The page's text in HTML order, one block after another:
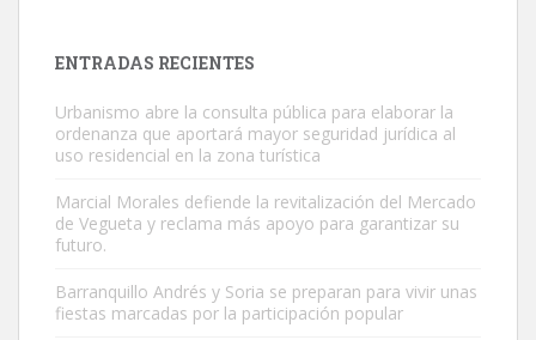
Adopción urgente
hembra, 4 años. Por motivos personales ...
Leales.org » Gran Canaria | 6.7.2025
ENTRADAS RECIENTES
Urbanismo abre la consulta pública para elaborar la
ordenanza que aportará mayor seguridad jurídica al
uso residencial en la zona turística
Marcial Morales defiende la revitalización del Mercado
de Vegueta y reclama más apoyo para garantizar su
futuro.
Barranquillo Andrés y Soria se preparan para vivir unas
fiestas marcadas por la participación popular